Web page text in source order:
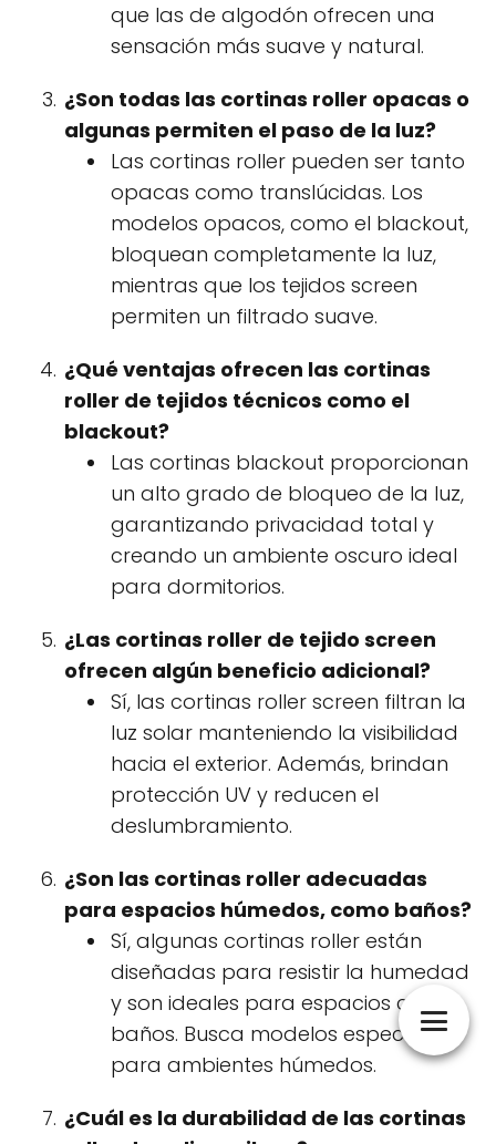
que las de algodón ofrecen una
sensación más suave y natural.
¿Son todas las cortinas roller opacas o
algunas permiten el paso de la luz?
Las cortinas roller pueden ser tanto
opacas como translúcidas. Los
modelos opacos, como el blackout,
bloquean completamente la luz,
mientras que los tejidos screen
permiten un filtrado suave.
¿Qué ventajas ofrecen las cortinas
roller de tejidos técnicos como el
blackout?
Las cortinas blackout proporcionan
un alto grado de bloqueo de la luz,
garantizando privacidad total y
creando un ambiente oscuro ideal
para dormitorios.
¿Las cortinas roller de tejido screen
ofrecen algún beneficio adicional?
Sí, las cortinas roller screen filtran la
luz solar manteniendo la visibilidad
hacia el exterior. Además, brindan
protección UV y reducen el
deslumbramiento.
¿Son las cortinas roller adecuadas
para espacios húmedos, como baños?
Sí, algunas cortinas roller están
diseñadas para resistir la humedad
y son ideales para espacios como
baños. Busca modelos específicos
para ambientes húmedos.
¿Cuál es la durabilidad de las cortinas